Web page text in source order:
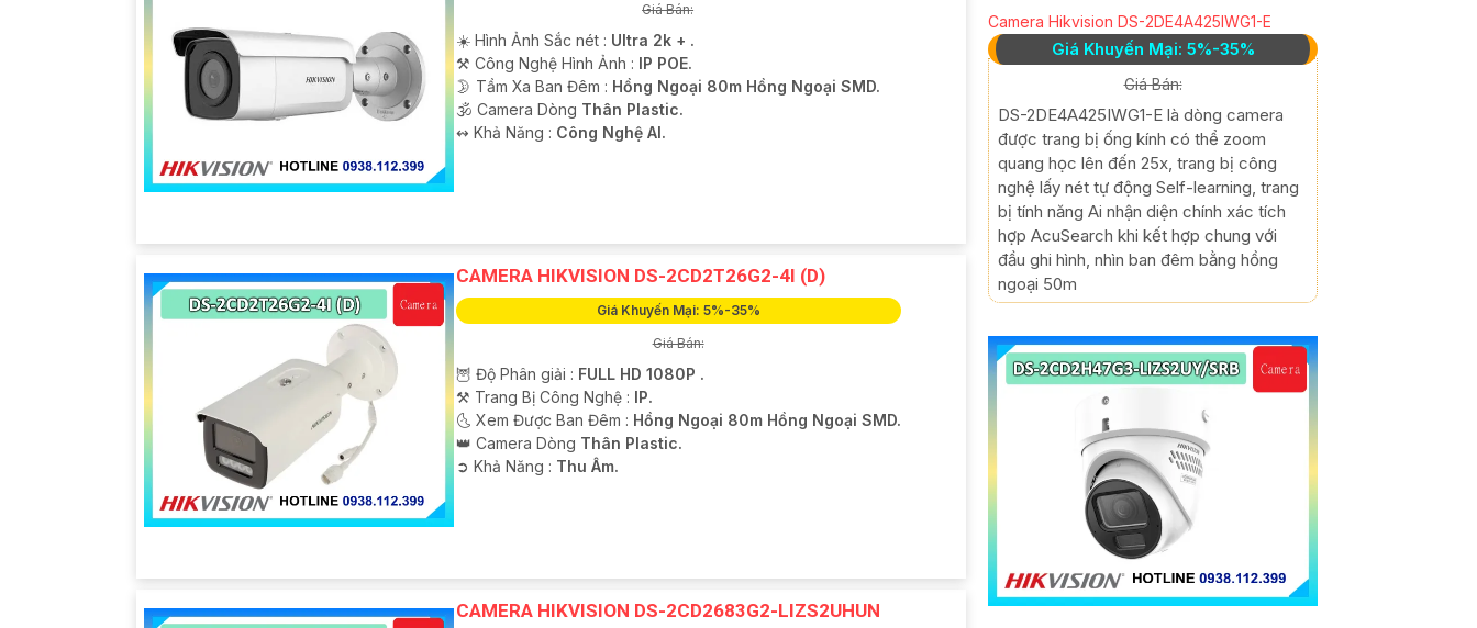
Giá Bán:
☀️ Hình Ảnh Sắc nét : Ultra 2k + .
⚒ Công Nghệ Hình Ảnh : IP POE.
🌛 Tầm Xa Ban Đêm : Hồng Ngoại 80m Hồng Ngoại SMD.
🕉️ Camera Dòng Thân Plastic.
️↭ Khả Năng : Công Nghệ AI.
CAMERA HIKVISION DS-2CD2T26G2-4I (D)
Giá Khuyến Mại: 5%-35%
Giá Bán:
🦉 Độ Phân giải : FULL HD 1080P .
⚒ Trang Bị Công Nghệ : IP.
🌜 Xem Được Ban Đêm : Hồng Ngoại 80m Hồng Ngoại SMD.
👑 Camera Dòng Thân Plastic.
️➲ Khả Năng : Thu Âm.
CAMERA HIKVISION DS-2CD2683G2-LIZS2UHUN
Camera Hikvision DS-2DE4A425IWG1-E
Giá Khuyến Mại: 5%-35%
Giá Bán:
DS-2DE4A425IWG1-E là dòng camera
được trang bị ống kính có thể zoom
quang học lên đến 25x, trang bị công
nghệ lấy nét tự động Self-learning, trang
bị tính năng Ai nhận diện chính xác tích
hợp AcuSearch khi kết hợp chung với
đầu ghi hình, nhìn ban đêm bằng hồng
ngoại 50m